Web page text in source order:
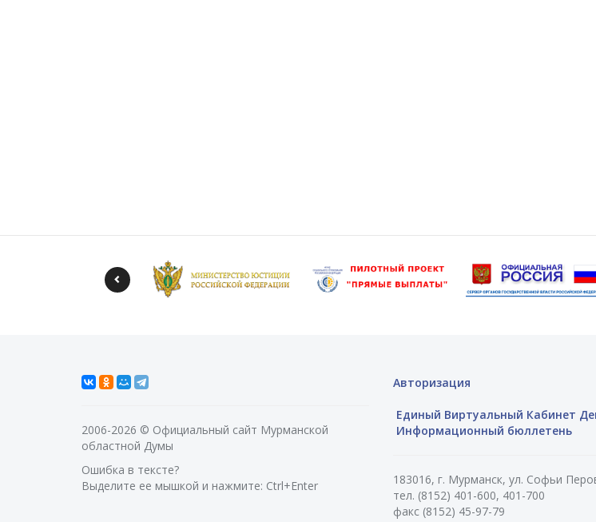
2006-2026 © Официальный сайт Мурманской
областной Думы
Ошибка в тексте?
Выделите ее мышкой и нажмите: Ctrl+Enter
Авторизация
Единый Виртуальный Кабинет
Информационный бюллетень
183016, г. Мурманск, ул. Софьи
тел. (8152) 401-600, 401-700
факс (8152) 45-97-79